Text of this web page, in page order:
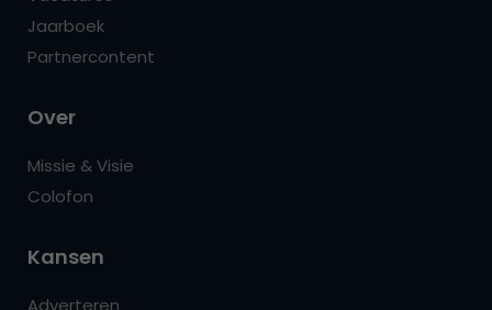
Jaarboek
Partnercontent
Over
Missie & Visie
Colofon
Kansen
Adverteren